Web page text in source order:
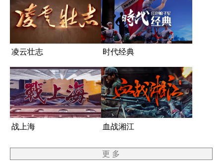
凌云壮志 时代经典
战上海 血战湘江
更 多